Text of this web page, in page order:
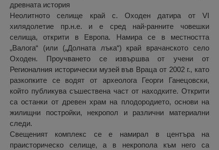
древната история
Неолитното селище край с. Оходен датира от VI
хилядолетие пр.н.е. и е сред най-ранните човешки
селища, открити в Европа. Намира се в местността
„Валога“ (или („Долната лъка“) край врачанското село
Оходен. Проучването се извършва от учени от
Регионалния исторически музей във Враца от 2002 г., като
разкопките се водят от археолога Георги Ганецовски,
който публикува съшествена част от находките. Открити
са останки от древен храм на плодородието, основи на
жилищни постройки, некропол и различни материални
следи.
Свещеният комплекс се е намирал в центъра на
праисторическо селище, а в некропола към него са